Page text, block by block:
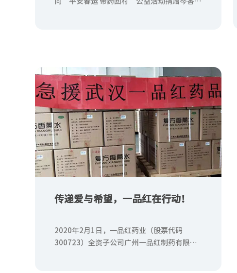
找公益带药人。
传递爱与希望，一品红在行动！
2020年2月1日，一品红药业（股票代码
300723）全资子公司广州一品红制药有限公